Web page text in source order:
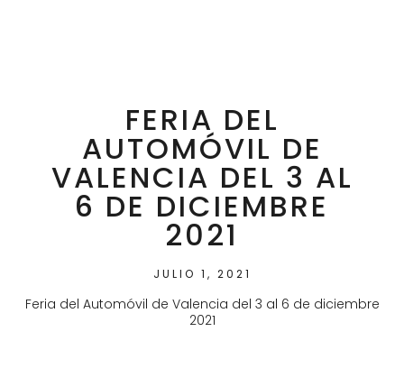
FERIA DEL
AUTOMÓVIL DE
VALENCIA DEL 3 AL
6 DE DICIEMBRE
2021
JULIO 1, 2021
Feria del Automóvil de Valencia del 3 al 6 de diciembre
2021